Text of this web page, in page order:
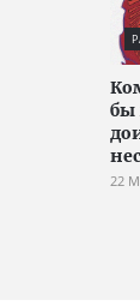
бы
22